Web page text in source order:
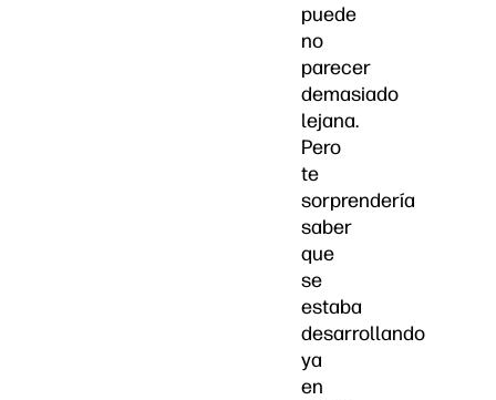
puede
no
parecer
demasiado
lejana.
Pero
te
sorprendería
saber
que
se
estaba
desarrollando
ya
en